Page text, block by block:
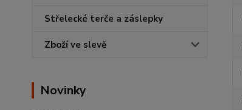
Střelecké terče a záslepky
Zboží ve slevě
Novinky